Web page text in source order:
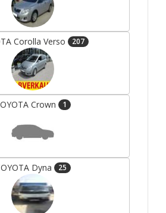
Corolla Verso 207
Crown 1
Dyna 25